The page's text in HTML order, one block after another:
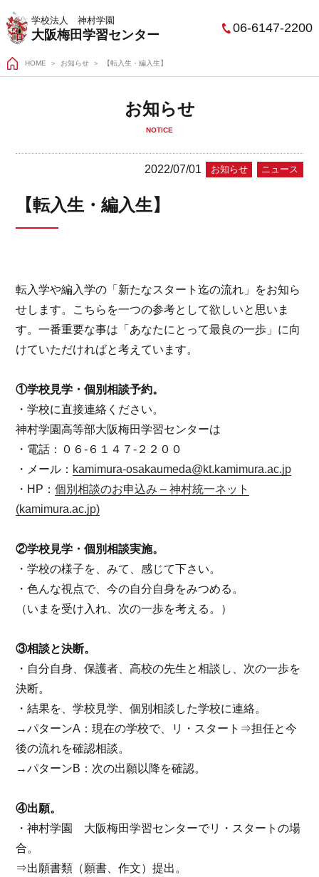
学校法人 神村学園
大阪梅田学習センター 06-6147-2200
HOME ＞ お知らせ 【転入生・編入生】
お知らせ
NOTICE
2022/07/01 お知らせ ニュース
【転入生・編入生】
転入学や編入学の「新たなスタート迄の流れ」をお知ら
せします。こちらを一つの参考として欲しいと思いま
す。一番重要な事は「あなたにとって最良の一歩」に向
けていただければと考えています。
①学校見学・個別相談予約。
・学校に直接連絡ください。
神村学園高等部大阪梅田学習センターは
・電話：０６-６１４７-２２００
・メール： kamimura-osakaumeda@kt.kamimura.ac.jp
・HP：個別相談のお申込み – 神村統一ネット
(kamimura.ac.jp)
②学校見学・個別相談実施。
・学校の様子を、みて、感じて下さい。
・色んな視点で、今の自分自身をみつめる。
（いまを受け入れ、次の一歩を考える。）
③相談と決断。
・自分自身、保護者、高校の先生と相談し、次の一歩を
決断。
・結果を、学校見学、個別相談した学校に連絡。
→パターンA：現在の学校で、リ・スタート⇒担任と今
後の流れを確認相談。
→パターンB：次の出願以降を確認。
④出願。
・神村学園 大阪梅田学習センターでリ・スタートの場
合。
⇒出願書類（願書、作文）提出。